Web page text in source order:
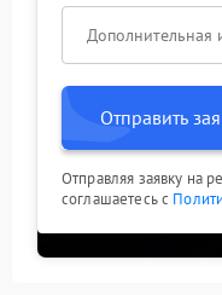
Отправить
Отправляя заявку на
соглашаетесь с